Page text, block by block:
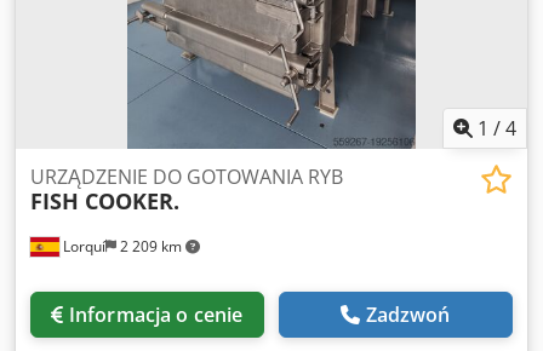
1 /4
Lorquí 2 209 km
URZĄDZENIE DO GOTOWANIA RYB
FISH COOKER.
Informacja o cenie Zadzwoń